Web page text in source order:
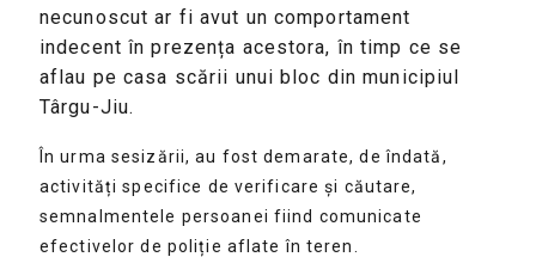
necunoscut ar fi avut un comportament
indecent în prezența acestora, în timp ce se
aflau pe casa scării unui bloc din municipiul
Târgu-Jiu.
În urma sesizării, au fost demarate, de îndată,
activități specifice de verificare și căutare,
semnalmentele persoanei fiind comunicate
efectivelor de poliție aflate în teren.